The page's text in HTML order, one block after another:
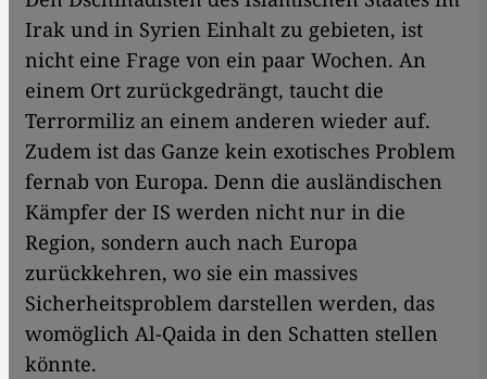
Irak und in Syrien Einhalt zu gebieten, ist
nicht eine Frage von ein paar Wochen. An
einem Ort zurückgedrängt, taucht die
Terrormiliz an einem anderen wieder auf.
Zudem ist das Ganze kein exotisches Problem
fernab von Europa. Denn die ausländischen
Kämpfer der IS werden nicht nur in die
Region, sondern auch nach Europa
zurückkehren, wo sie ein massives
Sicherheitsproblem darstellen werden, das
womöglich Al-Qaida in den Schatten stellen
könnte.